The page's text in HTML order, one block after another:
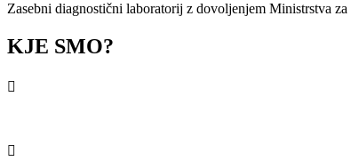
Zasebni diagnostični laboratorij z dovoljenjem Ministrstva za
KJE SMO?

